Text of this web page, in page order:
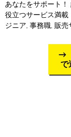
あなたをサポート
役立つサービス満載
ジニア, 事務職, 販売
で